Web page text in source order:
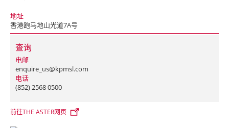
地址
香港跑马地山光道7A号
查询
电邮
enquire_us@kpmsl.com
电话
(852) 2568 0500
前往THE ASTER网页